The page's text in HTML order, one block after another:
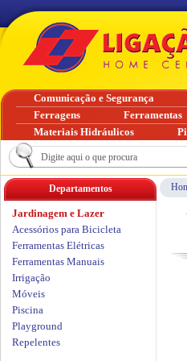
Departamentos
Jardinagem e Lazer
Acessórios para Bicicleta
Ferramentas Elétricas
Ferramentas Manuais
Irrigação
Móveis
Piscina
Playground
Repelentes
Comunicação e Segurança
Ferragens
Ferramentas
Materiais Hidráulicos